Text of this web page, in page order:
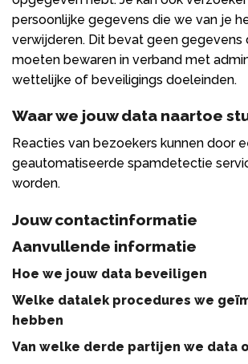
persoonlijke gegevens die we van je
verwijderen. Dit bevat geen gegevens
moeten bewaren in verband met
wettelijke of beveiligings doeleinden.
Waar we jouw data naartoe
Reacties van bezoekers kunnen door
geautomatiseerde spamdetectie
worden.
Jouw contactinformatie
Aanvullende informatie
Hoe we jouw data beveiligen
Welke datalek procedures we
hebben
Van welke derde partijen we data